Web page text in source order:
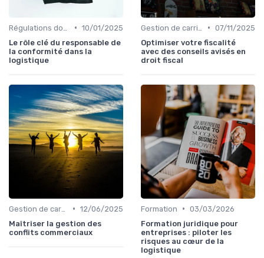
• 10/01/2025
Le rôle clé du responsable de
la conformité dans la
logistique
• 07/11/2025
Optimiser votre fiscalité
avec des conseils avisés en
droit fiscal
• 12/06/2025
Maîtriser la gestion des
conflits commerciaux
Formation • 03/03/2026
Formation juridique pour
entreprises : piloter les
risques au cœur de la
logistique